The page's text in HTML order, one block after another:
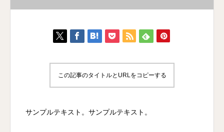
この記事のタイトルとURLをコピーする
サンプルテキスト。サンプルテキスト。